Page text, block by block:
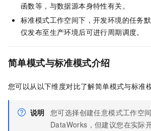
函数等，与数据源本身特性有关。
标准模式工作空间下，开发环境的任务
仅发布至生产环境后可进行周期调度。
简单模式与标准模式介绍
您可以从以下维度对比了解简单模式与标准
说明 您可选择创建任意模式工作空
DataWorks，但建议您在实际